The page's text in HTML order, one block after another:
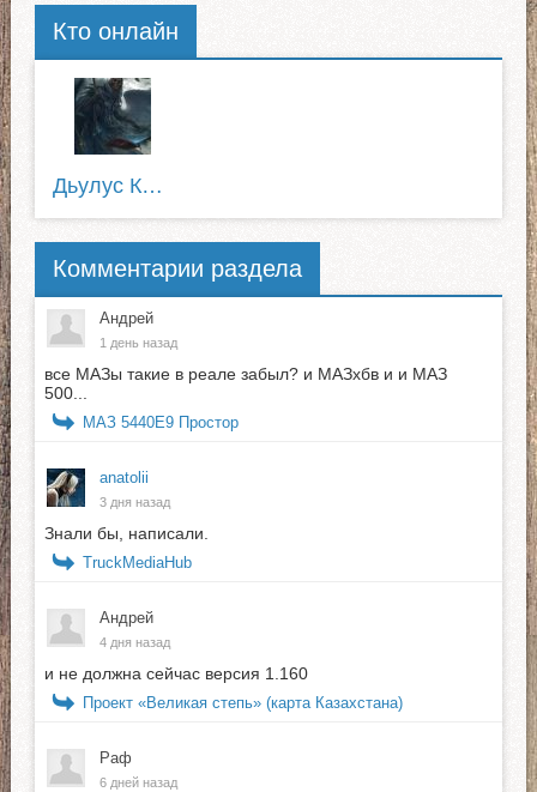
Кто онлайн
Дьулус Катанов
Комментарии раздела
Андрей
1 день назад
все МАЗы такие в реале забыл? и МАЗхбв и и МАЗ
500...
МАЗ 5440E9 Простор
anatolii
3 дня назад
Знали бы, написали.
TruckMediaHub
Андрей
4 дня назад
и не должна сейчас версия 1.160
Проект «Великая степь» (карта Казахстана)
Раф
6 дней назад